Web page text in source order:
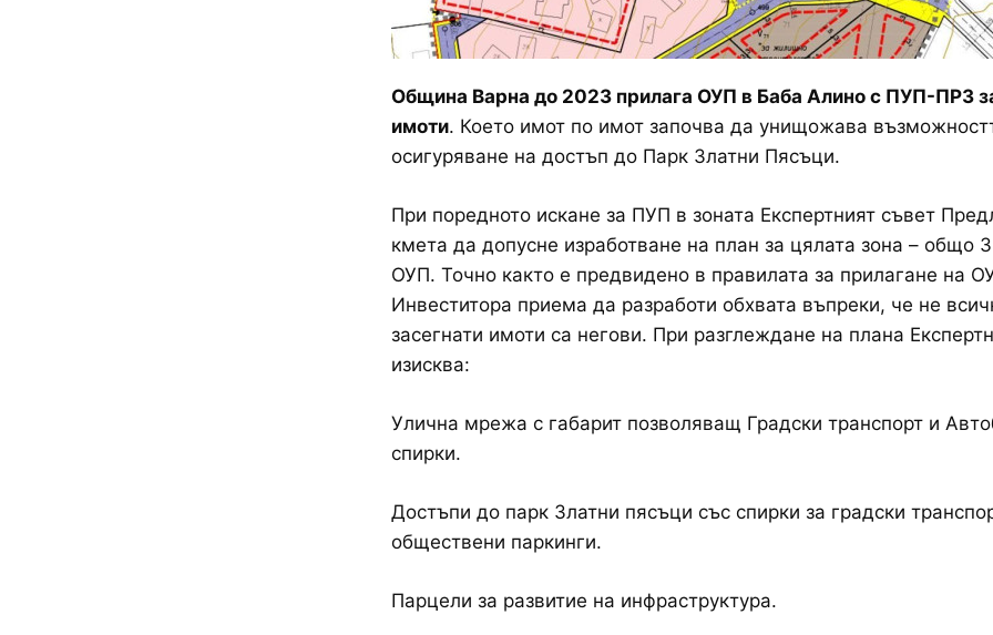
Община Варна до 2023 прилага ОУП в Баба Алино с ПУП-ПРЗ
имоти. Което имот по имот започва да унищожава
осигуряване на достъп до Парк Златни Пясъци.
При поредното искане за ПУП в зоната Експертният съвет
кмета да допусне изработване на план за цялата зона – общо
ОУП. Точно както е предвидено в правилата за прилагане на
Инвеститора приема да разработи обхвата въпреки, че не
засегнати имоти са негови. При разглеждане на плана
изисква:
Улична мрежа с габарит позволяващ Градски транспорт и
спирки.
Достъпи до парк Златни пясъци със спирки за градски
обществени паркинги.
Парцели за развитие на инфраструктура.